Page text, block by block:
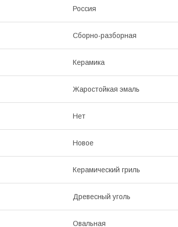
Россия
Сборно-разборная
Керамика
Жаростойкая эмаль
Нет
Новое
Керамический гриль
Древесный уголь
Овальная